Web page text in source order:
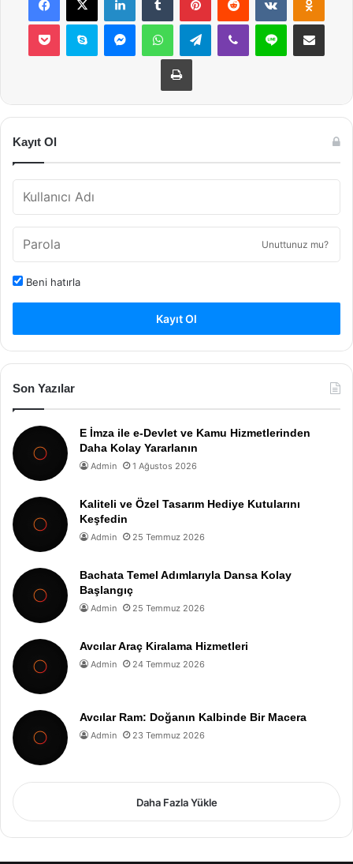
Pocket Skype MessengerWhatsAppTelegramViber Line E-Posta ile
Yazdır
Kayıt Ol
Unuttunuz mu?
Beni hatırla
Kayıt Ol
Son Yazılar
E İmza ile e-Devlet ve Kamu Hizmetlerinden
Daha Kolay Yararlanın
Admin 1 Ağustos 2026
Kaliteli ve Özel Tasarım Hediye Kutularını
Keşfedin
Admin 25 Temmuz 2026
Bachata Temel Adımlarıyla Dansa Kolay
Başlangıç
Admin 25 Temmuz 2026
Avcılar Araç Kiralama Hizmetleri
Admin 24 Temmuz 2026
Avcılar Ram: Doğanın Kalbinde Bir Macera
Admin 23 Temmuz 2026
Daha Fazla Yükle